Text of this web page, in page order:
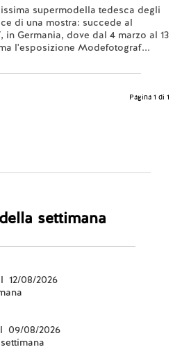
supermodella tedesca degli
di una mostra: succede al
in Germania, dove dal 4 marzo al 13
l'esposizione Modefotograf...
Pagina 1 di 1
settimana
12/08/2026
09/08/2026